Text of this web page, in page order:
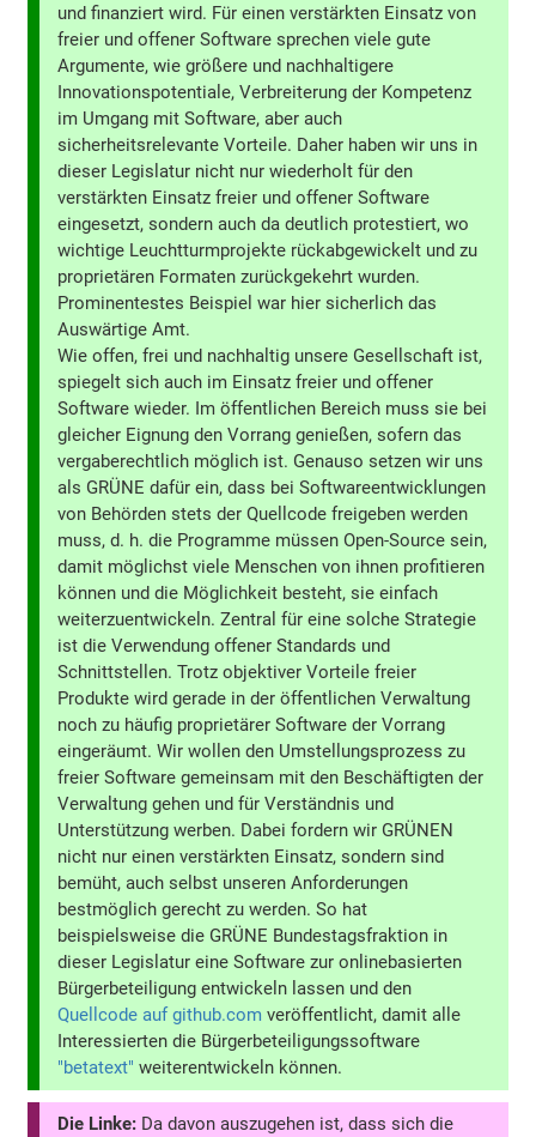
und finanziert wird. Für einen verstärkten Einsatz von
freier und offener Software sprechen viele gute
Argumente, wie größere und nachhaltigere
Innovationspotentiale, Verbreiterung der Kompetenz
im Umgang mit Software, aber auch
sicherheitsrelevante Vorteile. Daher haben wir uns in
dieser Legislatur nicht nur wiederholt für den
verstärkten Einsatz freier und offener Software
eingesetzt, sondern auch da deutlich protestiert, wo
wichtige Leuchtturmprojekte rückabgewickelt und zu
proprietären Formaten zurückgekehrt wurden.
Prominentestes Beispiel war hier sicherlich das
Auswärtige Amt.
Wie offen, frei und nachhaltig unsere Gesellschaft ist,
spiegelt sich auch im Einsatz freier und offener
Software wieder. Im öffentlichen Bereich muss sie bei
gleicher Eignung den Vorrang genießen, sofern das
vergaberechtlich möglich ist. Genauso setzen wir uns
als GRÜNE dafür ein, dass bei Softwareentwicklungen
von Behörden stets der Quellcode freigeben werden
muss, d. h. die Programme müssen Open-Source sein,
damit möglichst viele Menschen von ihnen profitieren
können und die Möglichkeit besteht, sie einfach
weiterzuentwickeln. Zentral für eine solche Strategie
ist die Verwendung offener Standards und
Schnittstellen. Trotz objektiver Vorteile freier
Produkte wird gerade in der öffentlichen Verwaltung
noch zu häufig proprietärer Software der Vorrang
eingeräumt. Wir wollen den Umstellungsprozess zu
freier Software gemeinsam mit den Beschäftigten der
Verwaltung gehen und für Verständnis und
Unterstützung werben. Dabei fordern wir GRÜNEN
nicht nur einen verstärkten Einsatz, sondern sind
bemüht, auch selbst unseren Anforderungen
bestmöglich gerecht zu werden. So hat
beispielsweise die GRÜNE Bundestagsfraktion in
dieser Legislatur eine Software zur onlinebasierten
Bürgerbeteiligung entwickeln lassen und den
Quellcode auf github.com veröffentlicht, damit alle
Interessierten die Bürgerbeteiligungssoftware
"betatext" weiterentwickeln können.
Die Linke: Da davon auszugehen ist, dass sich die